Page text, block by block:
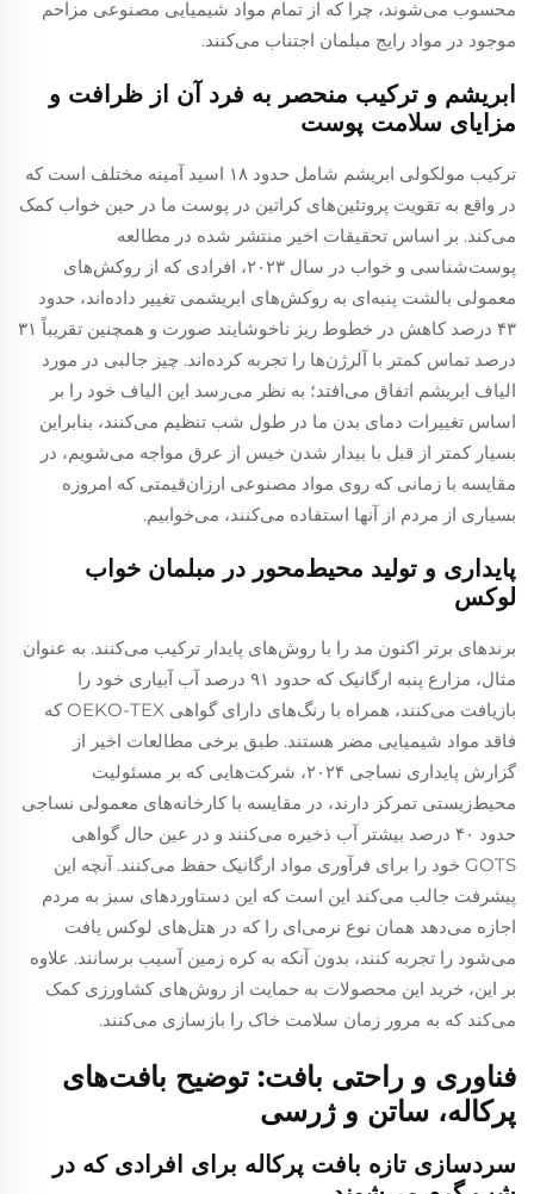
محسوب می‌شوند، چرا که از تمام مواد شیمیایی مصنوعی مزاحم
موجود در مواد رایج مبلمان اجتناب می‌کنند.
ابریشم و ترکیب منحصر به فرد آن از ظرافت و
مزایای سلامت پوست
ترکیب مولکولی ابریشم شامل حدود ۱۸ اسید آمینه مختلف است که
در واقع به تقویت پروتئین‌های کراتین در پوست ما در حین خواب کمک
می‌کند. بر اساس تحقیقات اخیر منتشر شده در مطالعه
پوست‌شناسی و خواب در سال ۲۰۲۳، افرادی که از روکش‌های
معمولی بالشت پنبه‌ای به روکش‌های ابریشمی تغییر داده‌اند، حدود
۴۳ درصد کاهش در خطوط ریز ناخوشایند صورت و همچنین تقریباً ۳۱
درصد تماس کمتر با آلرژن‌ها را تجربه کرده‌اند. چیز جالبی در مورد
الیاف ابریشم اتفاق می‌افتد؛ به نظر می‌رسد این الیاف خود را بر
اساس تغییرات دمای بدن ما در طول شب تنظیم می‌کنند، بنابراین
بسیار کمتر از قبل با بیدار شدن خیس از عرق مواجه می‌شویم، در
مقایسه با زمانی که روی مواد مصنوعی ارزان‌قیمتی که امروزه
بسیاری از مردم از آنها استفاده می‌کنند، می‌خوابیم.
پایداری و تولید محیط‌محور در مبلمان خواب
لوکس
برندهای برتر اکنون مد را با روش‌های پایدار ترکیب می‌کنند. به عنوان
مثال، مزارع پنبه ارگانیک که حدود ۹۱ درصد آب آبیاری خود را
بازیافت می‌کنند، همراه با رنگ‌های دارای گواهی OEKO-TEX که
فاقد مواد شیمیایی مضر هستند. طبق برخی مطالعات اخیر از
گزارش پایداری نساجی ۲۰۲۴، شرکت‌هایی که بر مسئولیت
محیط‌زیستی تمرکز دارند، در مقایسه با کارخانه‌های معمولی نساجی
حدود ۴۰ درصد بیشتر آب ذخیره می‌کنند و در عین حال گواهی
GOTS خود را برای فرآوری مواد ارگانیک حفظ می‌کنند. آنچه این
پیشرفت جالب می‌کند این است که این دستاوردهای سبز به مردم
اجازه می‌دهد همان نوع نرمی‌ای را که در هتل‌های لوکس یافت
می‌شود را تجربه کنند، بدون آنکه به کره زمین آسیب برسانند. علاوه
بر این، خرید این محصولات به حمایت از روش‌های کشاورزی کمک
می‌کند که به مرور زمان سلامت خاک را بازسازی می‌کنند.
فناوری و راحتی بافت: توضیح بافت‌های
پرکاله، ساتن و ژرسی
سردسازی تازه بافت پرکاله برای افرادی که در